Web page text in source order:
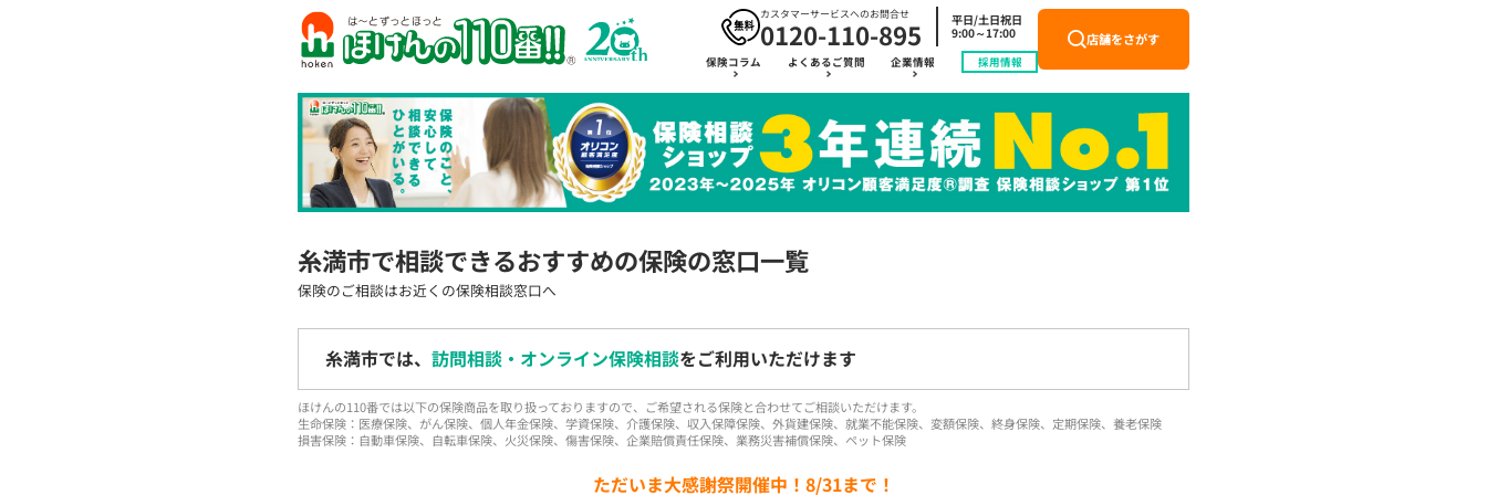
カスタマーサービスへのお問合せ
0120-110-895
平日/土日祝日
9:00～17:00
保険コラム よくあるご質問 企業情報 採用情報
店舗をさがす
糸満市で相談できるおすすめの保険の窓口一覧
保険のご相談はお近くの保険相談窓口へ
糸満市では、 訪問相談・オンライン保険相談をご利用いただけます
ほけんの110番では以下の保険商品を取り扱っておりますので、ご希望される保険と合わせてご相談いただけます。
生命保険：医療保険、がん保険、個人年金保険、学資保険、介護保険、収入保障保険、外貨建保険、就業不能保険、変額保険、終身保険、定期保険、養老保険
損害保険：自動車保険、自転車保険、火災保険、傷害保険、企業賠償責任保険、業務災害補償保険、ペット保険
ただいま大感謝祭開催中！8/31まで！